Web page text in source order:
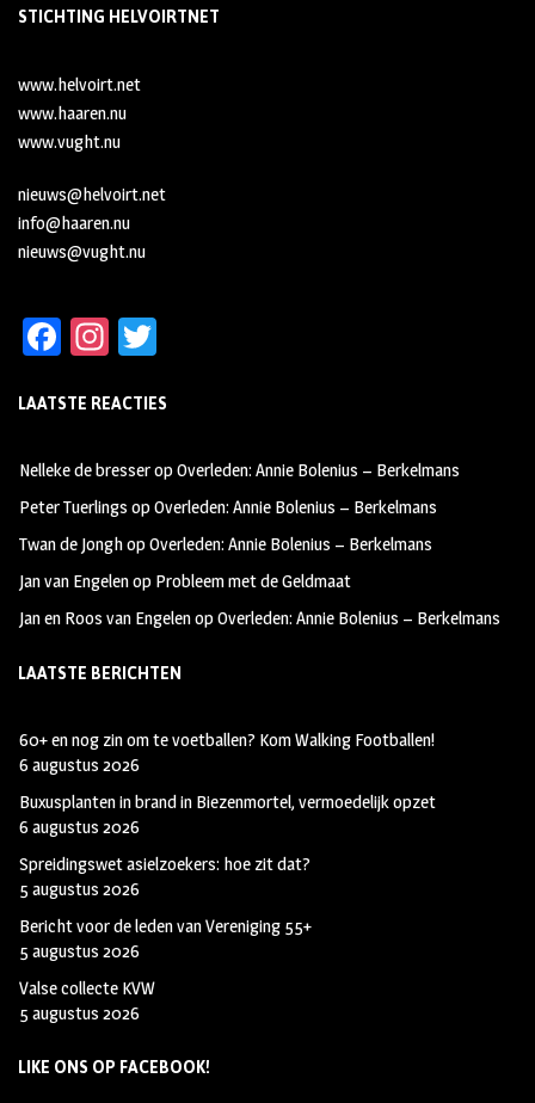
STICHTING HELVOIRTNET
www.helvoirt.net
www.haaren.nu
www.vught.nu
nieuws@helvoirt.net
info@haaren.nu
nieuws@vught.nu
Fa
b
oo
k
In
ag
m
tt
LAATSTE REACTIES
Nelleke de bresseropOverleden: Annie Bolenius – Berkelmans
Peter Tuerlings opOverleden: Annie Bolenius – Berkelmans
Twan de JonghopOverleden: Annie Bolenius – Berkelmans
Jan van Engelenop Probleem met de Geldmaat
Jan en Roos van EngelenopOverleden: Annie Bolenius – Berkelmans
LAATSTE BERICHTEN
60+ en nog zin om te voetballen? Kom Walking Footballen!
6 augustus 2026
Buxusplanten in brand in Biezenmortel, vermoedelijk opzet
6 augustus 2026
Spreidingswet asielzoekers: hoe zit dat?
5 augustus 2026
Bericht voor de leden van Vereniging 55+
5 augustus 2026
Valse collecte KVW
5 augustus 2026
LIKE ONS OP FACEBOOK!